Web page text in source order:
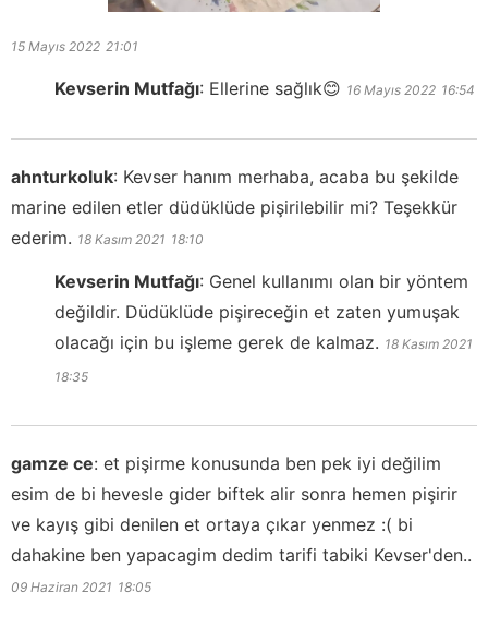
15 Mayıs 2022 21:01
Kevserin Mutfağı: Ellerine sağlık😊 16 Mayıs 2022 16:54
ahnturkoluk: Kevser hanım merhaba, acaba bu şekilde
marine edilen etler düdüklüde pişirilebilir mi? Teşekkür
ederim. 18 Kasım 2021 18:10
Kevserin Mutfağı: Genel kullanımı olan bir yöntem
değildir. Düdüklüde pişireceğin et zaten yumuşak
olacağı için bu işleme gerek de kalmaz. 18 Kasım 2021
18:35
gamze ce: et pişirme konusunda ben pek iyi değilim
esim de bi hevesle gider biftek alir sonra hemen pişirir
ve kayış gibi denilen et ortaya çıkar yenmez :( bi
dahakine ben yapacagim dedim tarifi tabiki Kevser'den..
09 Haziran 2021 18:05